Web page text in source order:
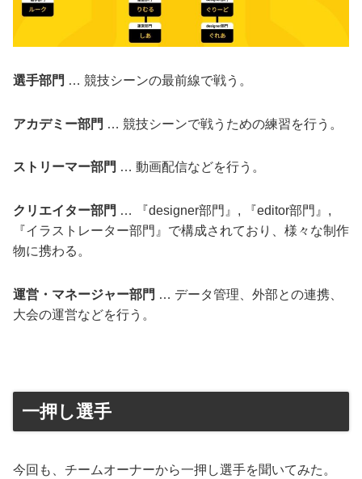
選手部門 … 競技シーンの最前線で戦う。
アカデミー部門 … 競技シーンで戦うための練習を行う。
ストリーマー部門 … 動画配信などを行う。
クリエイター部門 … 『designer部門』, 『editor部門』,
『イラストレーター部門』で構成されており、様々な制作
物に携わる。
運営・マネージャー部門 … データ管理、外部との連携、
大会の運営などを行う。
一押し選手
今回も、チームオーナーから一押し選手を聞いてみた。